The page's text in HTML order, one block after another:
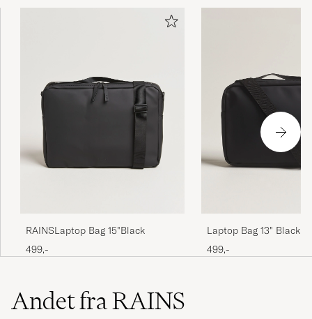
RAINSLaptop Bag 15"Black
499,-
Laptop Bag 13" Black
499,-
Andet fra RAINS